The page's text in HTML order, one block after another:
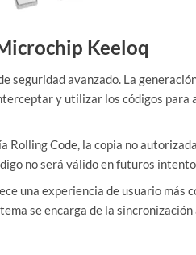
Keeloq
seguridad avanzado. La
y utilizar los códigos para
Rolling Code, la copia no
no será válido en futuros
una experiencia de usuario más
se encarga de la